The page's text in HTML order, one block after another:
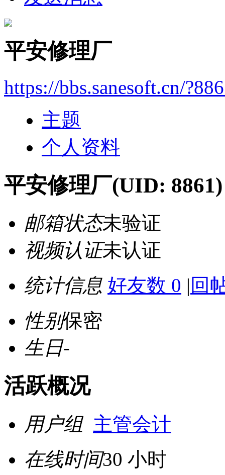
平安修理厂
https://bbs.sanesoft.cn/
主题
个人资料
平安修理厂(UID: 8861)
邮箱状态未验证
视频认证未认证
统计信息 好友数 0 | 回
性别保密
生日-
活跃概况
用户组 主管会计
在线时间30 小时